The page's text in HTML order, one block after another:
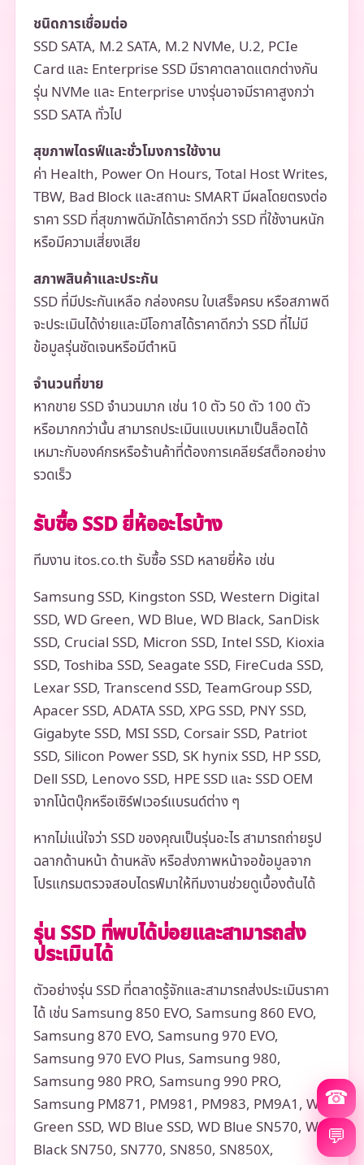
ชนิดการเชื่อมต่อ
SSD SATA, M.2 SATA, M.2 NVMe, U.2, PCIe
Card และ Enterprise SSD มีราคาตลาดแตกต่างกัน
รุ่น NVMe และ Enterprise บางรุ่นอาจมีราคาสูงกว่า
SSD SATA ทั่วไป
สุขภาพไดรฟ์และชั่วโมงการใช้งาน
ค่า Health, Power On Hours, Total Host Writes,
TBW, Bad Block และสถานะ SMART มีผลโดยตรงต่อ
ราคา SSD ที่สุขภาพดีมักได้ราคาดีกว่า SSD ที่ใช้งานหนัก
หรือมีความเสี่ยงเสีย
สภาพสินค้าและประกัน
SSD ที่มีประกันเหลือ กล่องครบ ใบเสร็จครบ หรือสภาพดี
จะประเมินได้ง่ายและมีโอกาสได้ราคาดีกว่า SSD ที่ไม่มี
ข้อมูลรุ่นชัดเจนหรือมีตำหนิ
จำนวนที่ขาย
หากขาย SSD จำนวนมาก เช่น 10 ตัว 50 ตัว 100 ตัว
หรือมากกว่านั้น สามารถประเมินแบบเหมาเป็นล็อตได้
เหมาะกับองค์กรหรือร้านค้าที่ต้องการเคลียร์สต็อกอย่าง
รวดเร็ว
รับซื้อ SSD ยี่ห้ออะไรบ้าง
ทีมงาน itos.co.th รับซื้อ SSD หลายยี่ห้อ เช่น
Samsung SSD, Kingston SSD, Western Digital
SSD, WD Green, WD Blue, WD Black, SanDisk
SSD, Crucial SSD, Micron SSD, Intel SSD, Kioxia
SSD, Toshiba SSD, Seagate SSD, FireCuda SSD,
Lexar SSD, Transcend SSD, TeamGroup SSD,
Apacer SSD, ADATA SSD, XPG SSD, PNY SSD,
Gigabyte SSD, MSI SSD, Corsair SSD, Patriot
SSD, Silicon Power SSD, SK hynix SSD, HP SSD,
Dell SSD, Lenovo SSD, HPE SSD และ SSD OEM
จากโน้ตบุ๊กหรือเซิร์ฟเวอร์แบรนด์ต่าง ๆ
หากไม่แน่ใจว่า SSD ของคุณเป็นรุ่นอะไร สามารถถ่ายรูป
ฉลากด้านหน้า ด้านหลัง หรือส่งภาพหน้าจอข้อมูลจาก
โปรแกรมตรวจสอบไดรฟ์มาให้ทีมงานช่วยดูเบื้องต้นได้
รุ่น SSD ที่พบได้บ่อยและสามารถส่ง
ประเมินได้
ตัวอย่างรุ่น SSD ที่ตลาดรู้จักและสามารถส่งประเมินราคา
ได้ เช่น Samsung 850 EVO, Samsung 860 EVO,
Samsung 870 EVO, Samsung 970 EVO,
Samsung 970 EVO Plus, Samsung 980,
Samsung 980 PRO, Samsung 990 PRO,
Samsung PM871, PM981, PM983, PM9A1, WD
Green SSD, WD Blue SSD, WD Blue SN570, WD
Black SN750, SN770, SN850, SN850X,
☎
💬